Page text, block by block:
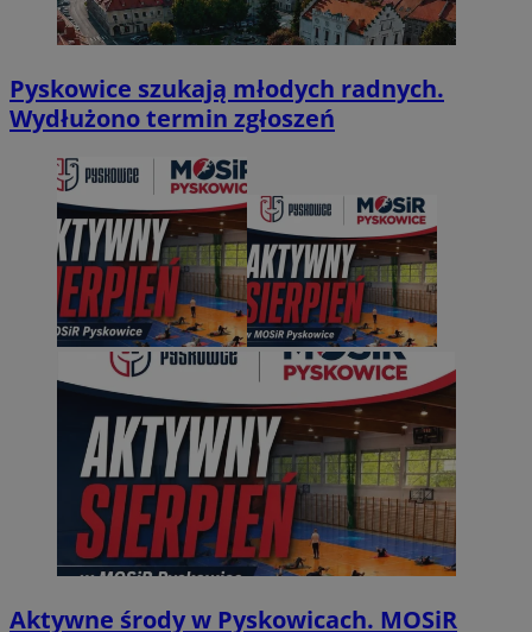
Pyskowice szukają młodych radnych.
Wydłużono termin zgłoszeń
Aktywne środy w Pyskowicach. MOSiR